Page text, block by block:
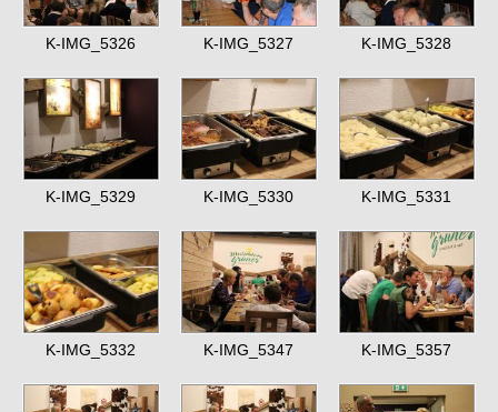
K-IMG_5326 K-IMG_5327 K-IMG_5328
K-IMG_5329 K-IMG_5330 K-IMG_5331
K-IMG_5332 K-IMG_5347 K-IMG_5357